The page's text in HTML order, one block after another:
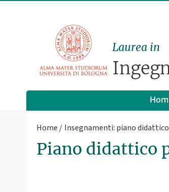
Laurea in
Home Insegnamenti: piano didattico
Piano didattico